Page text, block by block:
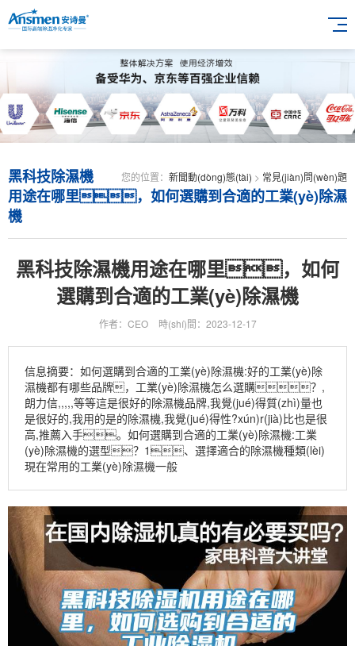
您的位置： 新聞動(dòng)態(tài) > 常見(jiàn)問(wèn)題
黑科技除濕機
用途在哪里，如何選購到合適的工業(yè)除濕
機
黑科技除濕機用途在哪里，如何
選購到合適的工業(yè)除濕機
作者：CEO 時(shí)間：2023-12-17
信息摘要：如何選購到合適的工業(yè)除濕機:好的工業(yè)除
濕機都有哪些品牌，工業(yè)除濕機怎么選購？,
朗力信,,,,,等等這是很好的除濕機品牌,我覺(jué)得質(zhì)量也
是很好的,我用的是的除濕機,我覺(jué)得性?xún)r(jià)比也是很
高,推薦入手。如何選購到合適的工業(yè)除濕機:工業
(yè)除濕機的選型？1、選擇適合的除濕機種類(lèi)
現在常用的工業(yè)除濕機一般